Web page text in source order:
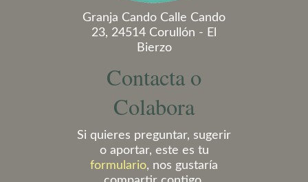
Granja Cando Calle Cando
23, 24514 Corullón - El
Bierzo
Contacta o
Colabora
Si quieres preguntar, sugerir
o aportar, este es tu
formulario, nos gustaría